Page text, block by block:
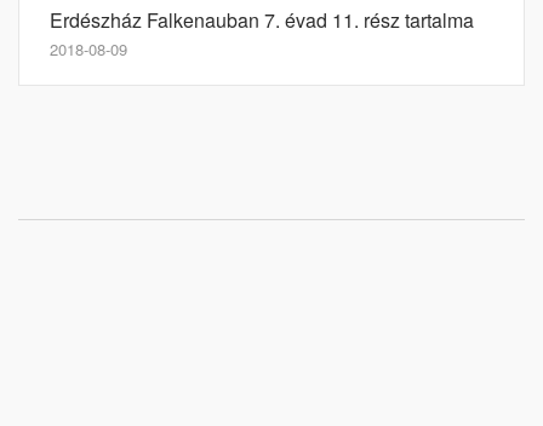
Erdészház Falkenauban 7. évad 11. rész tartalma
2018-08-09